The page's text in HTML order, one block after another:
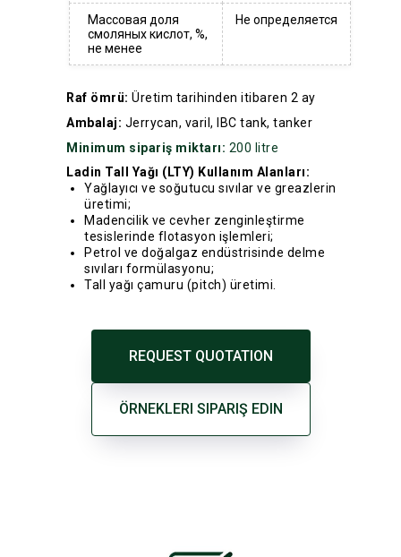
Массовая доля
смоляных кислот, %,
не менее
Не определяется
Ladin Tall Yağı (LTY) Kullanım Alanları:
Yağlayıcı ve soğutucu sıvılar ve greazlerin
üretimi;
Madencilik ve cevher zenginleştirme
tesislerinde flotasyon işlemleri;
Petrol ve doğalgaz endüstrisinde delme
sıvıları formülasyonu;
Tall yağı çamuru (pitch) üretimi.
Minimum sipariş miktarı: 200 litre
Ambalaj: Jerrycan, varil, IBC tank, tanker
Raf ömrü: Üretim tarihinden itibaren 2 ay
REQUEST QUOTATION
ÖRNEKLERI SIPARIŞ EDIN